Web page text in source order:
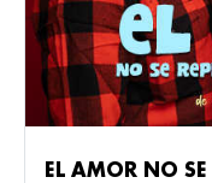
EL AMOR NO SE